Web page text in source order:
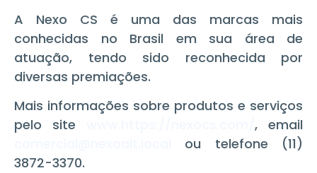
A Nexo CS é uma das marcas mais
conhecidas no Brasil em sua área de
atuação, tendo sido reconhecida por
diversas premiações.
Mais informações sobre produtos e serviços
pelo site
, email
ou telefone (11)
3872-3370.